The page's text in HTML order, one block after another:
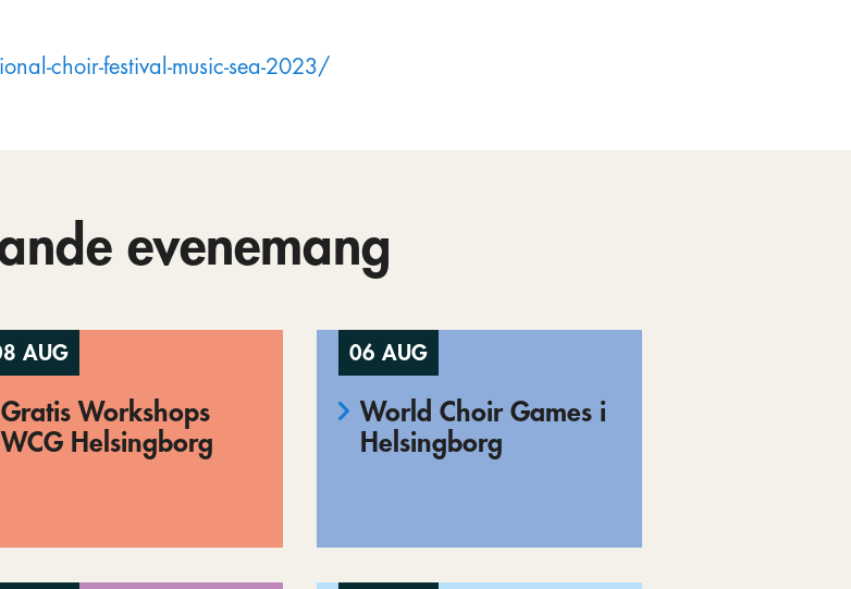
choir-festival-music-sea-2023/
evenemang
AUG
Gratis Workshops
WCG Helsingborg
06 AUG
World Choir Games i
Helsingborg